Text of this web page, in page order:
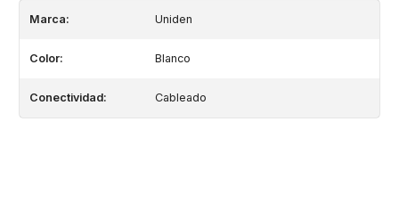
Marca: Uniden
Color: Blanco
Conectividad: Cableado